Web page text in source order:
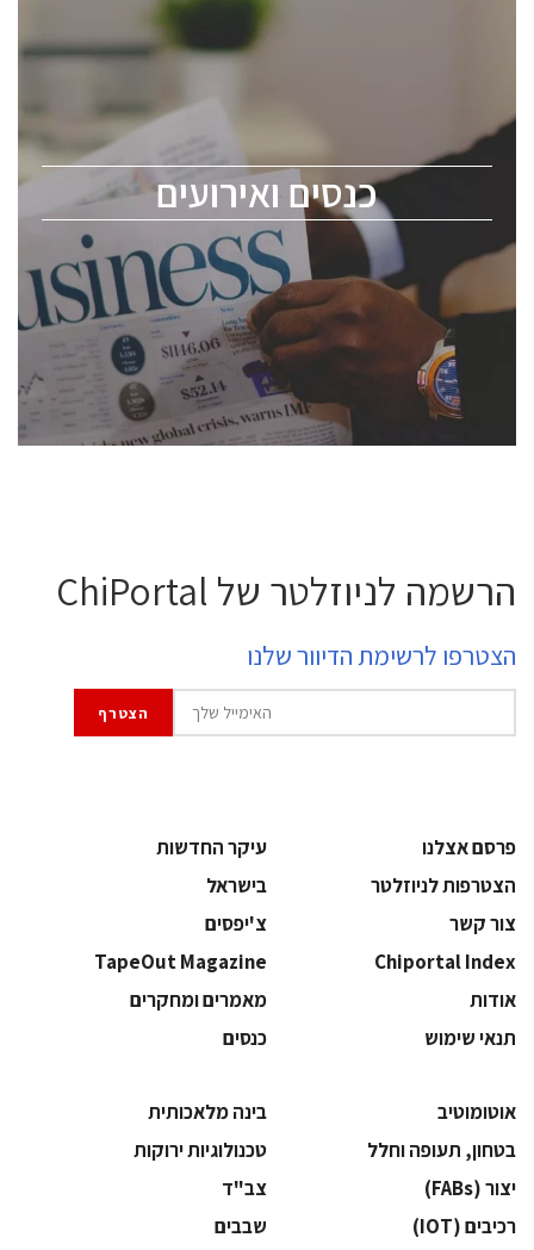
כנסים ואירועים
כנסים ואירועים
לכל העוסקים בתעשיית הסמיקונדקטור כולל מהנדסים,
ChipEx2026 will be held on May 12-13, 2026. The
conference is intended for everyone involved in the
semiconductor industry, including engineers,
professional experts, and senior executives.
לחץ לפרטים
הרשמה לניוזלטר של ChiPortal
הצטרפו לרשימת הדיוור שלנו
פרסם אצלנו
עיקר החדשות
הצטרפות לניוזלטר
בישראל
צור קשר
צ'יפסים
Chiportal Index
TapeOut Magazine
אודות
מאמרים ומחקרים
תנאי שימוש
כנסים
אוטומוטיב
בינה מלאכותית
בטחון, תעופה וחלל
‫טכנולוגיות ירוקות‬
‫יצור (‪(FABs‬‬
‫צב"ד‬
‫רכיבים‬ (IOT)
‫שבבים‬